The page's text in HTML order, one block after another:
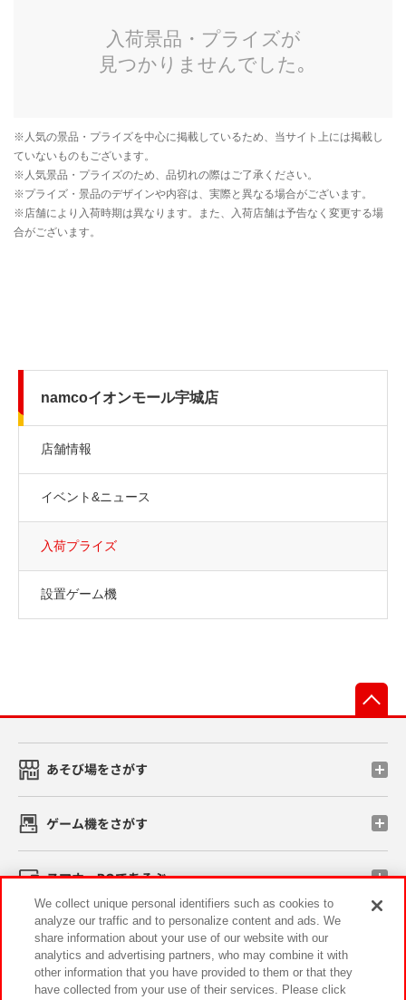
namcoイオンモール宇城店
店舗情報
イベント&ニュース
入荷プライズ
設置ゲーム機
あそび場をさがす
ゲーム機をさがす
スマホ・PCであそぶ
イベント・キャンペーン
We collect unique personal identifiers such as cookies to
analyze our traffic and to personalize content and ads. We
share information about your use of our website with our
analytics and advertising partners, who may combine it with
other information that you have provided to them or that they
have collected from your use of their services. Please click